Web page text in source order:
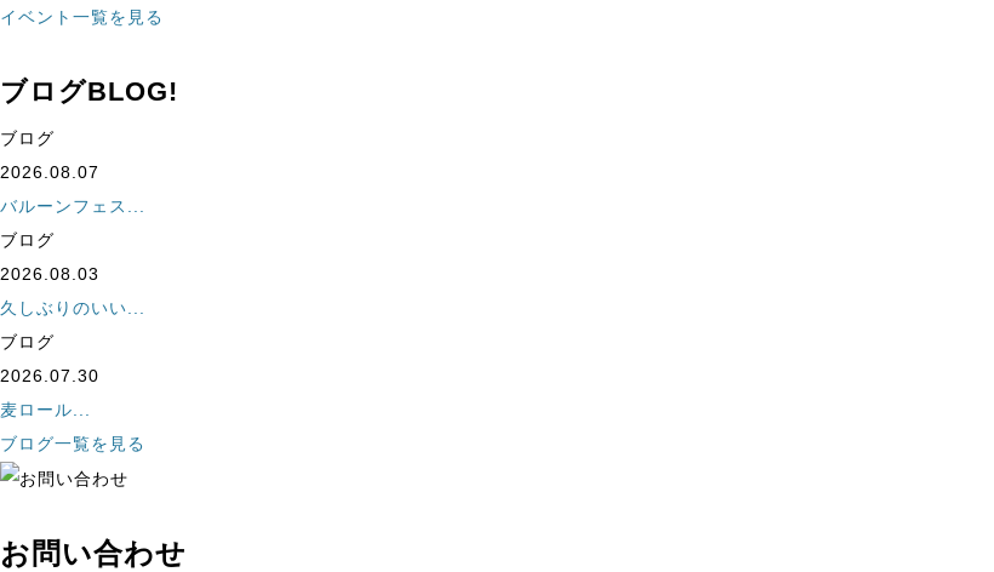
イベント一覧を見る
ブログBLOG!
ブログ
2026.08.07
バルーンフェス...
ブログ
2026.08.03
久しぶりのいい...
ブログ
2026.07.30
麦ロール...
ブログ一覧を見る
お問い合わせ